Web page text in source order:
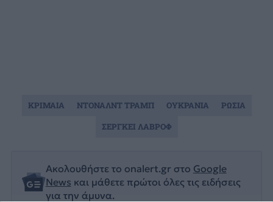
Ακολουθήστε το onalert.gr στο Google
News και μάθετε πρώτοι όλες τις ειδήσεις
για την άμυνα.
ΚΡΙΜΑΙΑ ΝΤΟΝΑΛΝΤ ΤΡΑΜΠ ΟΥΚΡΑΝΙΑ
ΡΩΣΙΑ
ΣΕΡΓΚΕΙ ΛΑΒΡΟΦ